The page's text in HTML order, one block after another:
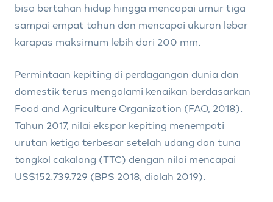
bisa bertahan hidup hingga mencapai umur tiga
sampai empat tahun dan mencapai ukuran lebar
karapas maksimum lebih dari 200 mm.
Permintaan kepiting di perdagangan dunia dan
domestik terus mengalami kenaikan berdasarkan
Food and Agriculture Organization (FAO, 2018).
Tahun 2017, nilai ekspor kepiting menempati
urutan ketiga terbesar setelah udang dan tuna
tongkol cakalang (TTC) dengan nilai mencapai
US$152.739.729 (BPS 2018, diolah 2019).